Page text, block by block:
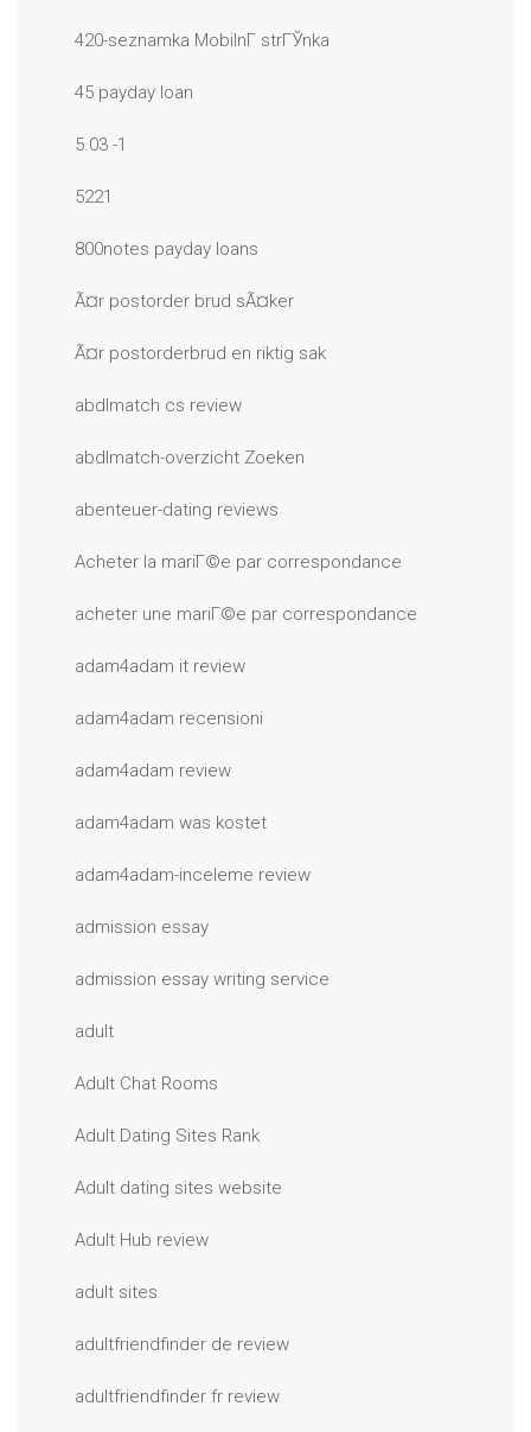
420-seznamka MobilnГ­ strГЎnka
45 payday loan
5.03 -1
5221
800notes payday loans
Ã¤r postorder brud sÃ¤ker
Ã¤r postorderbrud en riktig sak
abdlmatch cs review
abdlmatch-overzicht Zoeken
abenteuer-dating reviews
Acheter la mariГ©e par correspondance
acheter une mariГ©e par correspondance
adam4adam it review
adam4adam recensioni
adam4adam review
adam4adam was kostet
adam4adam-inceleme review
admission essay
admission essay writing service
adult
Adult Chat Rooms
Adult Dating Sites Rank
Adult dating sites website
Adult Hub review
adult sites
adultfriendfinder de review
adultfriendfinder fr review